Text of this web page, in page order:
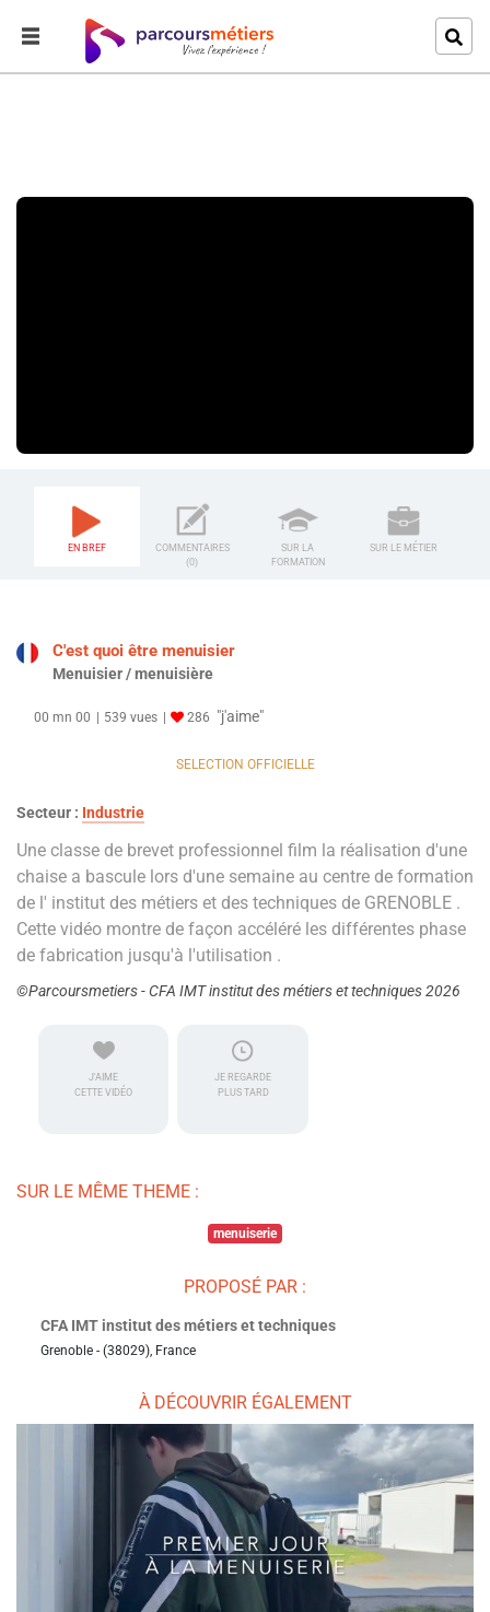
EN BREF
COMMENTAIRES
(0)
SUR LA
FORMATION
SUR LE MÉTIER
C'est quoi être menuisier
Menuisier / menuisière
00 mn 00 539 vues 286 "j'aime"
SELECTION OFFICIELLE
Secteur : Industrie
Une classe de brevet professionnel film la réalisation d'une
chaise a bascule lors d'une semaine au centre de formation
de l' institut des métiers et des techniques de GRENOBLE .
Cette vidéo montre de façon accéléré les différentes phase
de fabrication jusqu'à l'utilisation .
©Parcoursmetiers - CFA IMT institut des métiers et techniques 2026
J'AIME
CETTE VIDÉO
JE REGARDE
PLUS TARD
SUR LE MÊME THEME :
menuiserie
PROPOSÉ PAR :
CFA IMT institut des métiers et techniques
Grenoble - (38029), France
À DÉCOUVRIR ÉGALEMENT